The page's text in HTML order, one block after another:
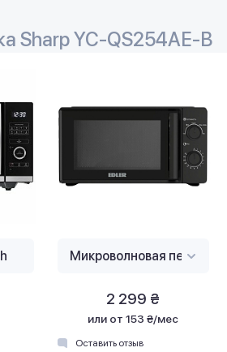
Sharp YC-QS254AE-B
2 299 ₴
или от 153 ₴/мес
Оставить отзыв